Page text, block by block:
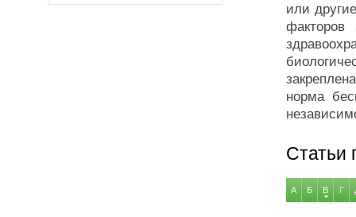
или
факторов
норма
Статьи
А Б В Г